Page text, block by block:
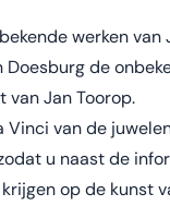
werken van
de
Jan Toorop.
van de
u naast de
op de kunst